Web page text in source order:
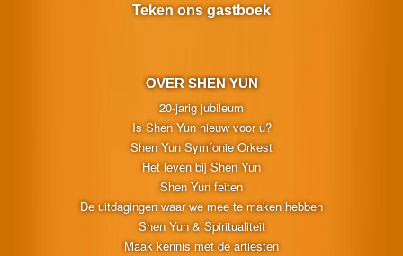
OVER SHEN YUN
20-jarig jubileum
Is Shen Yun nieuw voor u?
Shen Yun Symfonie Orkest
Het leven bij Shen Yun
Shen Yun feiten
De uitdagingen waar we mee te maken hebben
Shen Yun & Spiritualiteit
Maak kennis met de artiesten
Teken ons gastboek